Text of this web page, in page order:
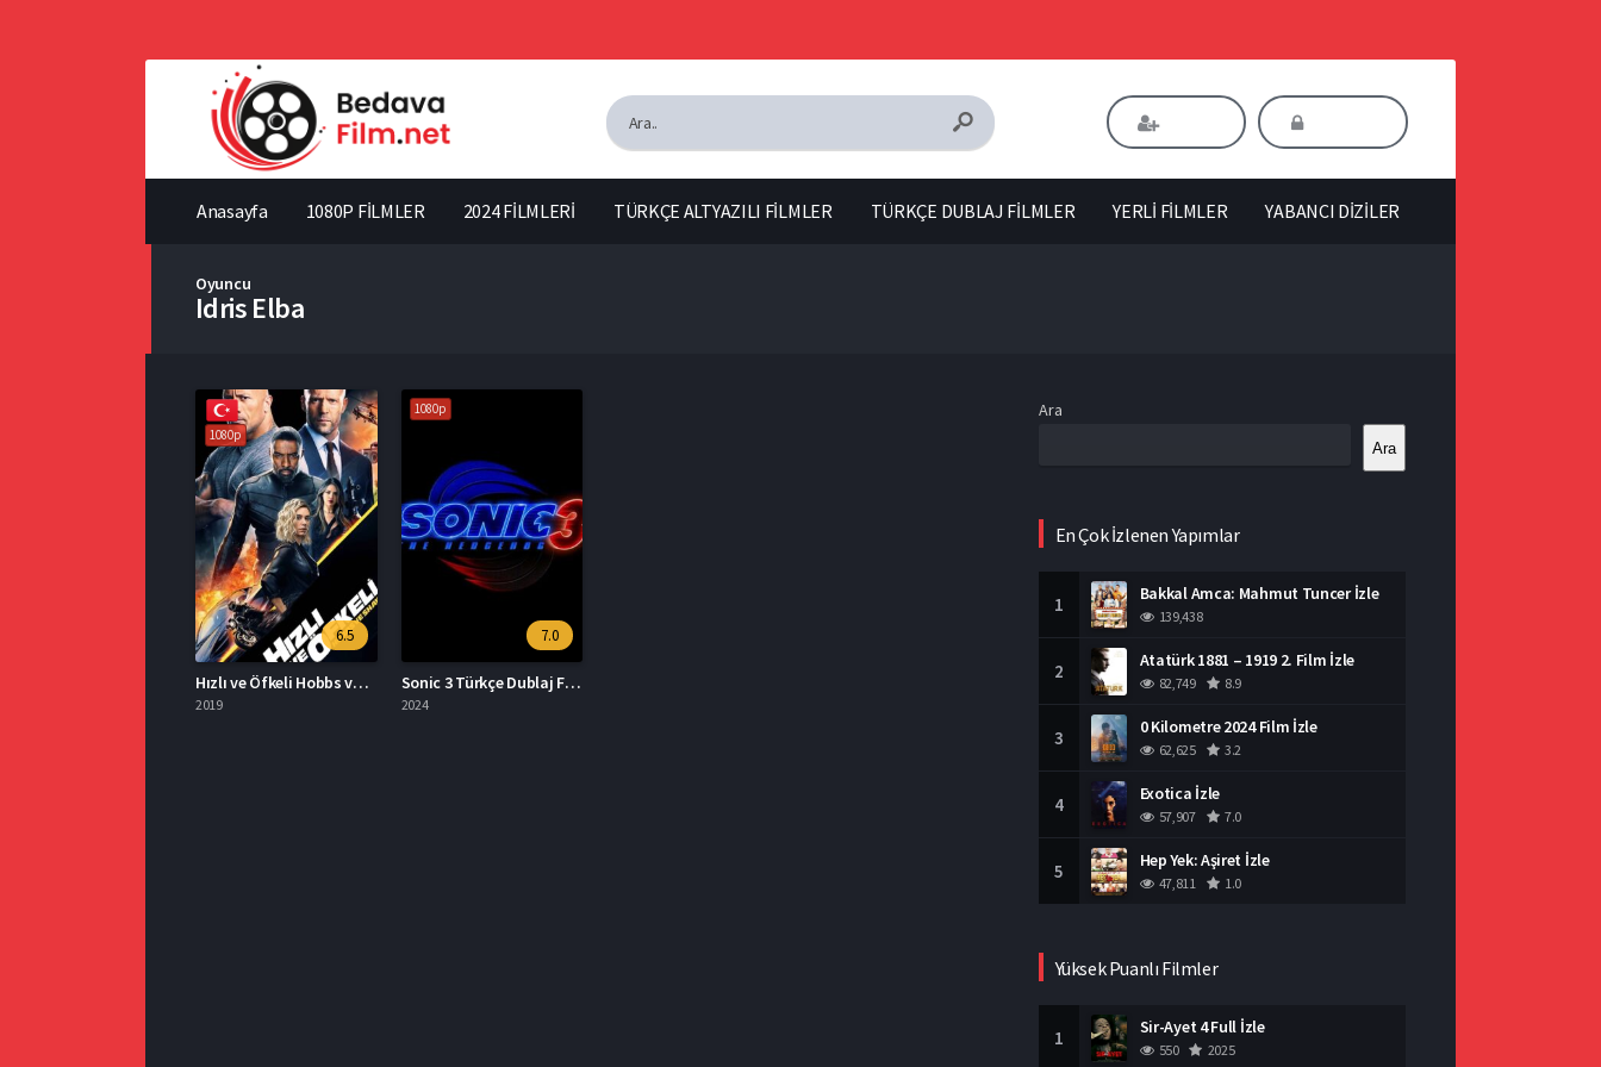
Anasayfa 1080P FİLMLER 2024 FİLMLERİ TÜRKÇE ALTYAZILI FİLMLER TÜRKÇE DUBLAJ FİLMLER YERLİ FİLMLER YABANCI DİZİLER
Oyuncu
Idris Elba
1080p
6.5
Hızlı ve Öfkeli Hobbs ve Shaw Türkçe Dublaj İzle
2019
1080p
7.0
Sonic 3 Türkçe Dublaj Full İzle
2024
Ara
Ara
En Çok İzlenen Yapımlar
1 Bakkal Amca: Mahmut Tuncer İzle
139,438
2 Atatürk 1881 – 1919 2. Film İzle
82,749 8.9
3 0 Kilometre 2024 Film İzle
62,625 3.2
4 Exotica İzle
57,907 7.0
5 Hep Yek: Aşiret İzle
47,811 1.0
Yüksek Puanlı Filmler
1 Sir-Ayet 4 Full İzle
550 2025